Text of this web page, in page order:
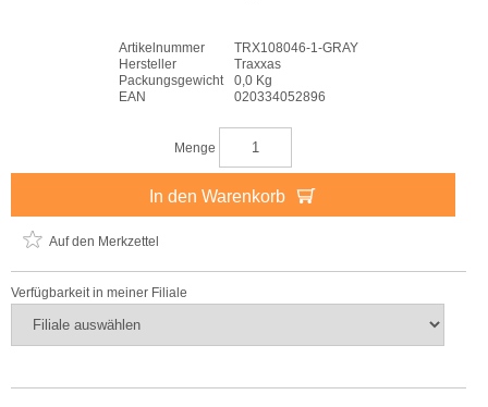
Artikelnummer
TRX108046-1-GRAY
Hersteller
Traxxas
Packungsgewicht
0,0 Kg
EAN
020334052896
Menge
In den Warenkorb
Auf den Merkzettel
Verfügbarkeit in meiner Filiale